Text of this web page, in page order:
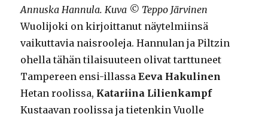
Annuska Hannula. Kuva © Teppo Järvinen
Wuolijoki on kirjoittanut näytelmiinsä
vaikuttavia naisrooleja. Hannulan ja Piltzin
ohella tähän tilaisuuteen olivat tarttuneet
Tampereen ensi-illassaEeva Hakulinen
Hetan roolissa, Katariina Lilienkampf
Kustaavan roolissa ja tietenkin Vuolle